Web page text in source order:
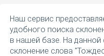
Наш сервис
удобного поиска
в нашей базе. На
склонение слова